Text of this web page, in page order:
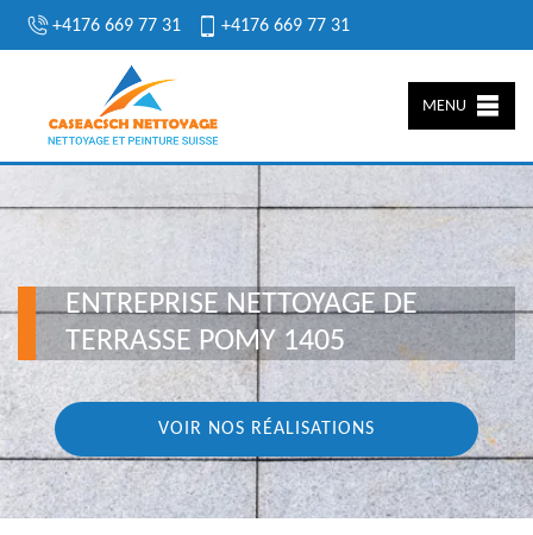
+4176 669 77 31 +4176 669 77 31
MENU
ENTREPRISE NETTOYAGE DE
TERRASSE POMY 1405
VOIR NOS RÉALISATIONS